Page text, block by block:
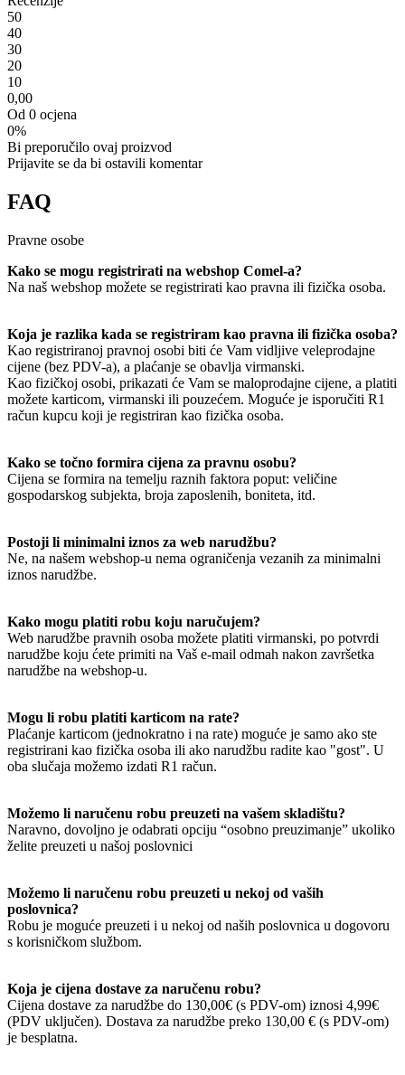
50
40
30
20
10
0,00
Od 0 ocjena
0%
Bi preporučilo ovaj proizvod
Prijavite se da bi ostavili komentar
FAQ
Pravne osobe
Kako se mogu registrirati na webshop Comel-a?
Na naš webshop možete se registrirati kao pravna ili fizička osoba.
Koja je razlika kada se registriram kao pravna ili fizička osoba?
Kao registriranoj pravnoj osobi biti će Vam vidljive veleprodajne
cijene (bez PDV-a), a plaćanje se obavlja virmanski.
Kao fizičkoj osobi, prikazati će Vam se maloprodajne cijene, a platiti
možete karticom, virmanski ili pouzećem. Moguće je isporučiti R1
račun kupcu koji je registriran kao fizička osoba.
Kako se točno formira cijena za pravnu osobu?
Cijena se formira na temelju raznih faktora poput: veličine
gospodarskog subjekta, broja zaposlenih, boniteta, itd.
Postoji li minimalni iznos za web narudžbu?
Ne, na našem webshop-u nema ograničenja vezanih za minimalni
iznos narudžbe.
Kako mogu platiti robu koju naručujem?
Web narudžbe pravnih osoba možete platiti virmanski, po potvrdi
narudžbe koju ćete primiti na Vaš e-mail odmah nakon završetka
narudžbe na webshop-u.
Mogu li robu platiti karticom na rate?
Plaćanje karticom (jednokratno i na rate) moguće je samo ako ste
registrirani kao fizička osoba ili ako narudžbu radite kao "gost". U
oba slučaja možemo izdati R1 račun.
Možemo li naručenu robu preuzeti na vašem skladištu?
Naravno, dovoljno je odabrati opciju “osobno preuzimanje” ukoliko
želite preuzeti u našoj poslovnici
Možemo li naručenu robu preuzeti u nekoj od vaših
poslovnica?
Robu je moguće preuzeti i u nekoj od naših poslovnica u dogovoru
s korisničkom službom.
Koja je cijena dostave za naručenu robu?
Cijena dostave za narudžbe do 130,00€ (s PDV-om) iznosi 4,99€
(PDV uključen). Dostava za narudžbe preko 130,00 € (s PDV-om)
je besplatna.